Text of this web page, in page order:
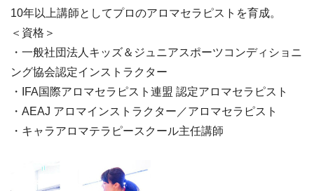
10年以上講師としてプロのアロマセラピストを育成。
＜資格＞
・一般社団法人キッズ＆ジュニアスポーツコンディショニ
ング協会認定インストラクター
・IFA国際アロマセラピスト連盟 認定アロマセラピスト
・AEAJ アロマインストラクター／アロマセラピスト
・キャラアロマテラピースクール主任講師